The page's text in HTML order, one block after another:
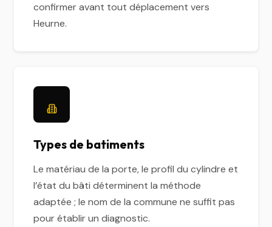
confirmer avant tout déplacement vers
Heurne.
Types de batiments
Le matériau de la porte, le profil du cylindre et
l’état du bâti déterminent la méthode
adaptée ; le nom de la commune ne suffit pas
pour établir un diagnostic.